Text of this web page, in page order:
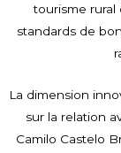
tourisme rural
standards de
La dimension
sur la relation
Camilo Castelo